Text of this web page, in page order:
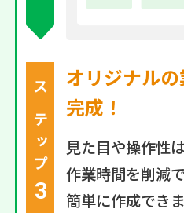
ステップ
3
オリジナル
完成！
見た目や操作性
作業時間を削減
簡単に作成でき